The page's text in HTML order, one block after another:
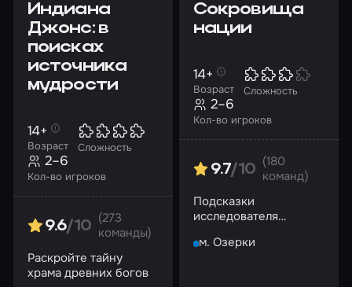
Кошмары
Музыкальные
Саспенс
Фэнтези
Аудитория
Для детей Детские квесты
Для взрослых
Для женщин
Для мужчин
6-9 лет
Для большой компании
10-12 лет
Для школьников
Праздники и события
День святого Валентина
Индиана
Джонс: в
поисках
источника
мудрости
Возраст
14+
Сложность
Кол-во игроков
2–6
9.6/10
(273
команды)
Раскройте тайну
храма древних богов
Сокровища
нации
Возраст
14+
Сложность
Кол-во игроков
2–6
9.7/10
(180
команд)
Подсказки
исследователя
сокровищницу.
м. Озерки